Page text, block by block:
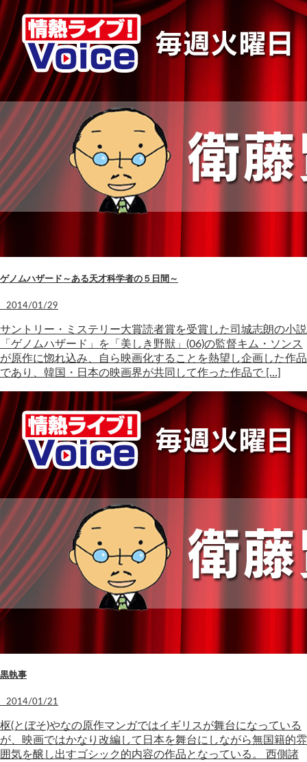
ゲノムハザード～ある天才科学者の５日間～
2014/01/29
サントリー・ミステリー大賞読者賞を受賞した司城志朗の小説
「ゲノムハザード」を「美しき野獣」(06)の監督キム・ソンス
が原作に惚れ込み、自ら映画化することを熱望し企画した作品
であり、韓国・日本の映画界が共同して作った作品で […]
黒執事
2014/01/21
枢(とぼそ)やなの原作マンガではイギリスが舞台になっている
が、映画ではかなり改編して日本を舞台にしながら無国籍的雰
囲気を醸し出すゴシック的内容の作品となっている。 西側諸